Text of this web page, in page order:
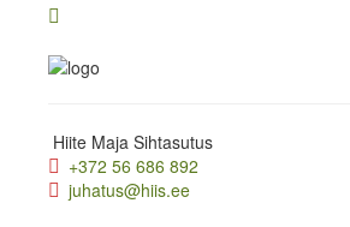
Hiite Maja Sihtasutus
+372 56 686 892
juhatus@hiis.ee